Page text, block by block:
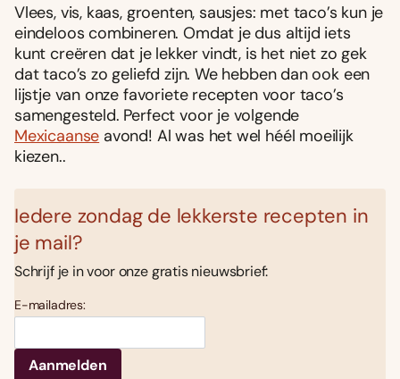
Vlees, vis, kaas, groenten, sausjes: met taco’s kun je
eindeloos combineren. Omdat je dus altijd iets
kunt creëren dat je lekker vindt, is het niet zo gek
dat taco’s zo geliefd zijn. We hebben dan ook een
lijstje van onze favoriete recepten voor taco’s
samengesteld. Perfect voor je volgende
Mexicaanse avond! Al was het wel héél moeilijk
kiezen..
Iedere zondag de lekkerste recepten in
je mail?
Schrijf je in voor onze gratis nieuwsbrief:
E-mailadres: